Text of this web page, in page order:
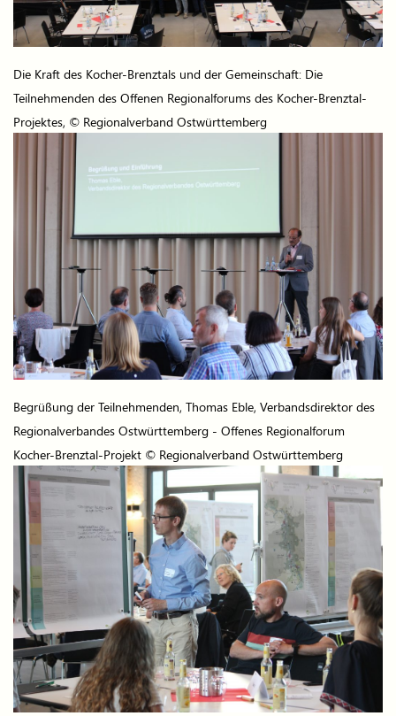
Die Kraft des Kocher-Brenztals und der Gemeinschaft: Die
Teilnehmenden des Offenen Regionalforums des Kocher-Brenztal-
Projektes, © Regionalverband Ostwürttemberg
Begrüßung der Teilnehmenden, Thomas Eble, Verbandsdirektor des
Regionalverbandes Ostwürttemberg - Offenes Regionalforum
Kocher-Brenztal-Projekt © Regionalverband Ostwürttemberg